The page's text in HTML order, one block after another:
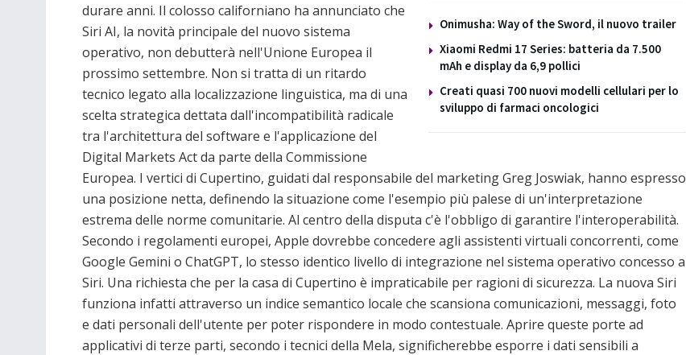
Onimusha: Way of the Sword, il nuovo trailer
Xiaomi Redmi 17 Series: batteria da 7.500
mAh e display da 6,9 pollici
Creati quasi 700 nuovi modelli cellulari per lo
sviluppo di farmaci oncologici
durare anni. Il colosso californiano ha annunciato che
Siri AI, la novità principale del nuovo sistema
operativo, non debutterà nell'Unione Europea il
prossimo settembre. Non si tratta di un ritardo
tecnico legato alla localizzazione linguistica, ma di una
scelta strategica dettata dall'incompatibilità radicale
tra l'architettura del software e l'applicazione del
Digital Markets Act da parte della Commissione
Europea. I vertici di Cupertino, guidati dal responsabile del marketing Greg Joswiak, hanno espresso
una posizione netta, definendo la situazione come l'esempio più palese di un'interpretazione
estrema delle norme comunitarie. Al centro della disputa c'è l'obbligo di garantire l'interoperabilità.
Secondo i regolamenti europei, Apple dovrebbe concedere agli assistenti virtuali concorrenti, come
Google Gemini o ChatGPT, lo stesso identico livello di integrazione nel sistema operativo concesso a
Siri. Una richiesta che per la casa di Cupertino è impraticabile per ragioni di sicurezza. La nuova Siri
funziona infatti attraverso un indice semantico locale che scansiona comunicazioni, messaggi, foto
e dati personali dell'utente per poter rispondere in modo contestuale. Aprire queste porte ad
applicativi di terze parti, secondo i tecnici della Mela, significherebbe esporre i dati sensibili a